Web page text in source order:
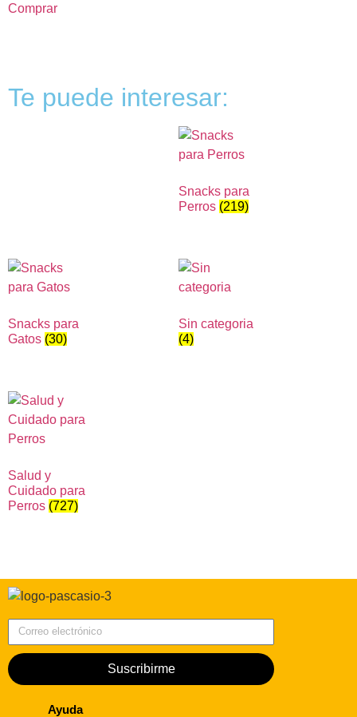
Comprar
Te puede interesar:
Snacks para
Perros (219)
Snacks para
Gatos (30)
Sin categoria
(4)
Salud y
Cuidado para
Perros (727)
Suscribirme
Ayuda